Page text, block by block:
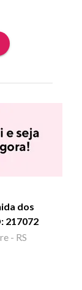
dos
217072
- RS